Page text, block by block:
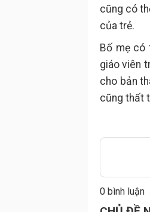
cũng có
của trẻ.
Bố mẹ có
giáo viên
cho bản
cũng thất
0 bình luận